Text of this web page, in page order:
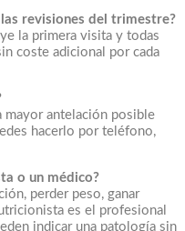
revisiones del trimestre?
la primera visita y todas
coste adicional por cada
mayor antelación posible
hacerlo por teléfono,
o un médico?
perder peso, ganar
es el profesional
indicar una patología sin